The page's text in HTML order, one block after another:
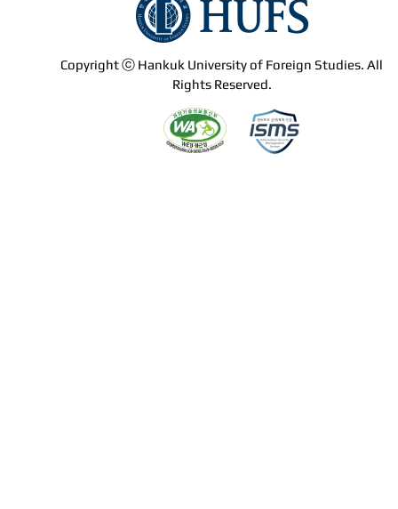
Copyright ⓒ Hankuk University of Foreign Studies. All
Rights Reserved.